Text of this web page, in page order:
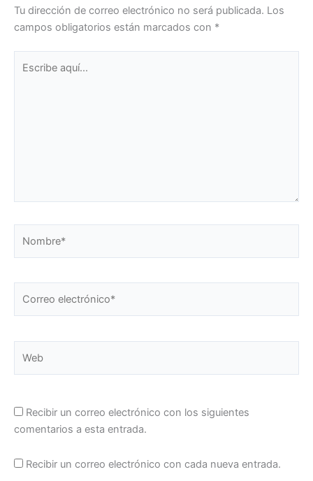
Tu dirección de correo electrónico no será publicada. Los
campos obligatorios están marcados con *
aquí...
Recibir un correo electrónico con los siguientes
comentarios a esta entrada.
Recibir un correo electrónico con cada nueva entrada.